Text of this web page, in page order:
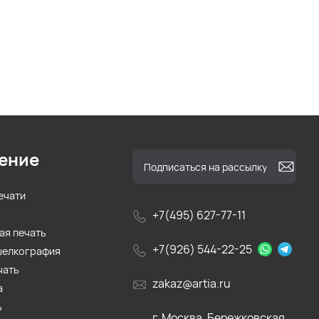
+7(495) 627-77-11
+7(926) 544-22-25
zakaz@artia.ru
печать